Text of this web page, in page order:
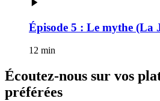
Épisode 5 : Le mythe (La
12 min
Écoutez-nous sur vos
préférées